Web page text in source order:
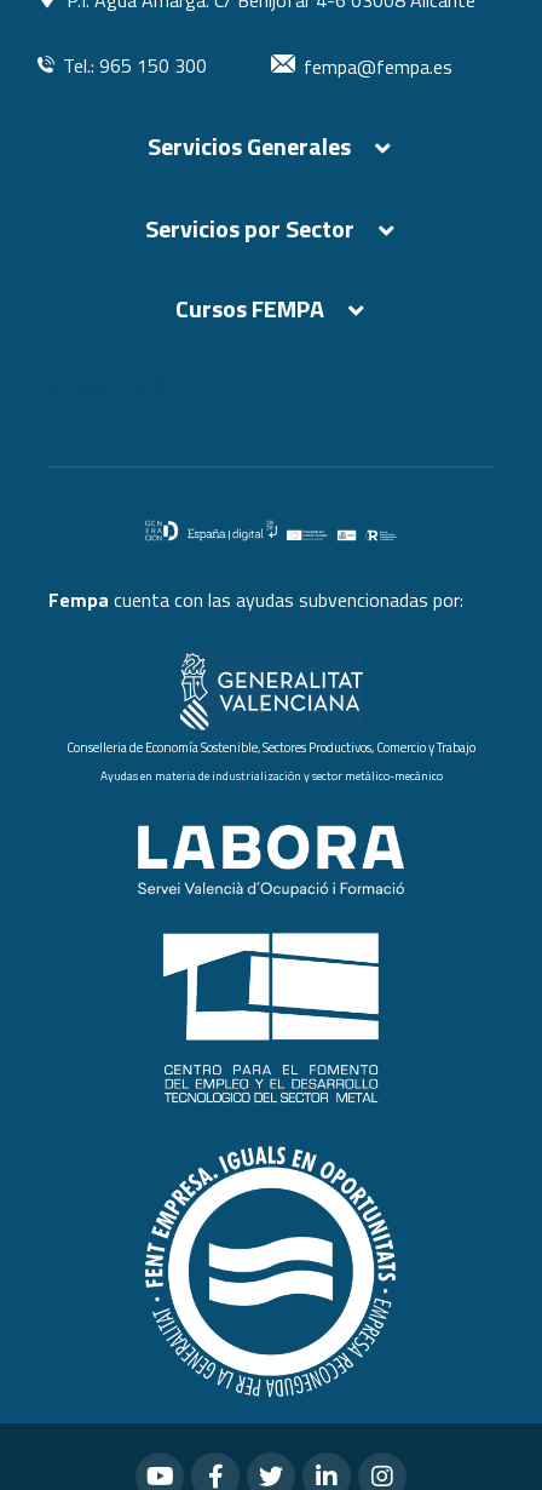
Tel.: 965 150 300 fempa@fempa.es
Servicios Generales
Servicios por Sector
Cursos FEMPA
Fempa cuenta con las ayudas subvencionadas por:
Conselleria de Economía Sostenible, Sectores Productivos, Comercio y Trabajo
Ayudas en materia de industrialización y sector metálico-mecánico